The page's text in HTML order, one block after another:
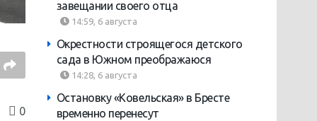
0
завещании своего отца
14:59, 6 августа
Окрестности строящегося детского
сада в Южном преображаюся
14:28, 6 августа
Остановку «Ковельская» в Бресте
временно перенесут